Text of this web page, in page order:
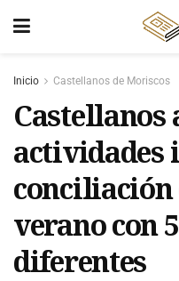
Inicio Castellanos de Moriscos
actividades
verano con
diferentes